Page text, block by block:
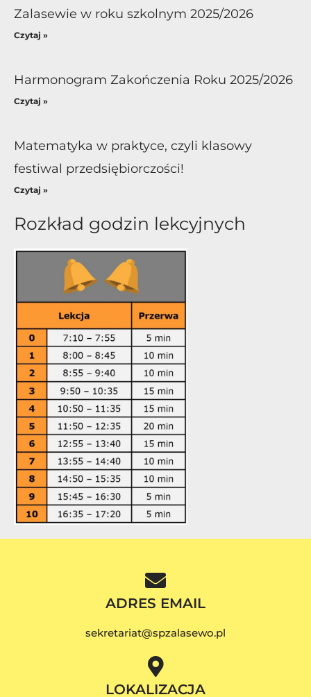
Zalasewie w roku szkolnym 2025/2026
Czytaj »
Harmonogram Zakończenia Roku 2025/2026
Czytaj »
Matematyka w praktyce, czyli klasowy
festiwal przedsiębiorczości!
Czytaj »
Rozkład godzin lekcyjnych
ADRES EMAIL
sekretariat@spzalasewo.pl
LOKALIZACJA